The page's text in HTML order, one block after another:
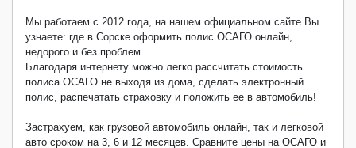
Мы работаем с 2012 года, на нашем официальном сайте Вы
узнаете: где в Сорске оформить полис ОСАГО онлайн,
недорого и без проблем.
Благодаря интернету можно легко рассчитать стоимость
полиса ОСАГО не выходя из дома, сделать электронный
полис, распечатать страховку и положить ее в автомобиль!
Застрахуем, как грузовой автомобиль онлайн, так и легковой
авто сроком на 3, 6 и 12 месяцев. Сравните цены на ОСАГО и